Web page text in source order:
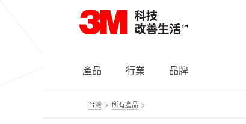
產品 行業 品牌
台灣 所有產品